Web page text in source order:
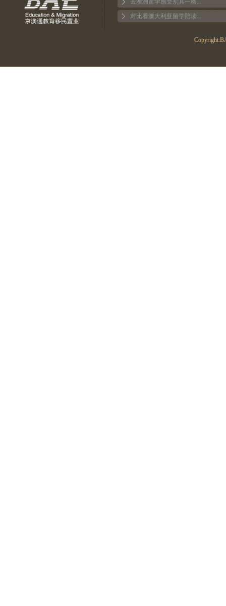
去澳洲留学感受别具一格...
对比看澳大利亚留学陪读...